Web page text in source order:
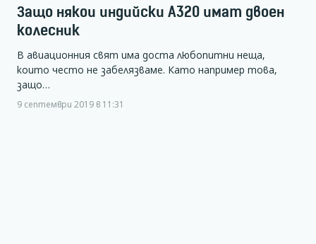
Защо някои индийски А320 имат двоен
колесник
В авиационния свят има доста любопитни неща,
които често не забелязваме. Като например това,
защо…
9 септември 2019 в 11:31